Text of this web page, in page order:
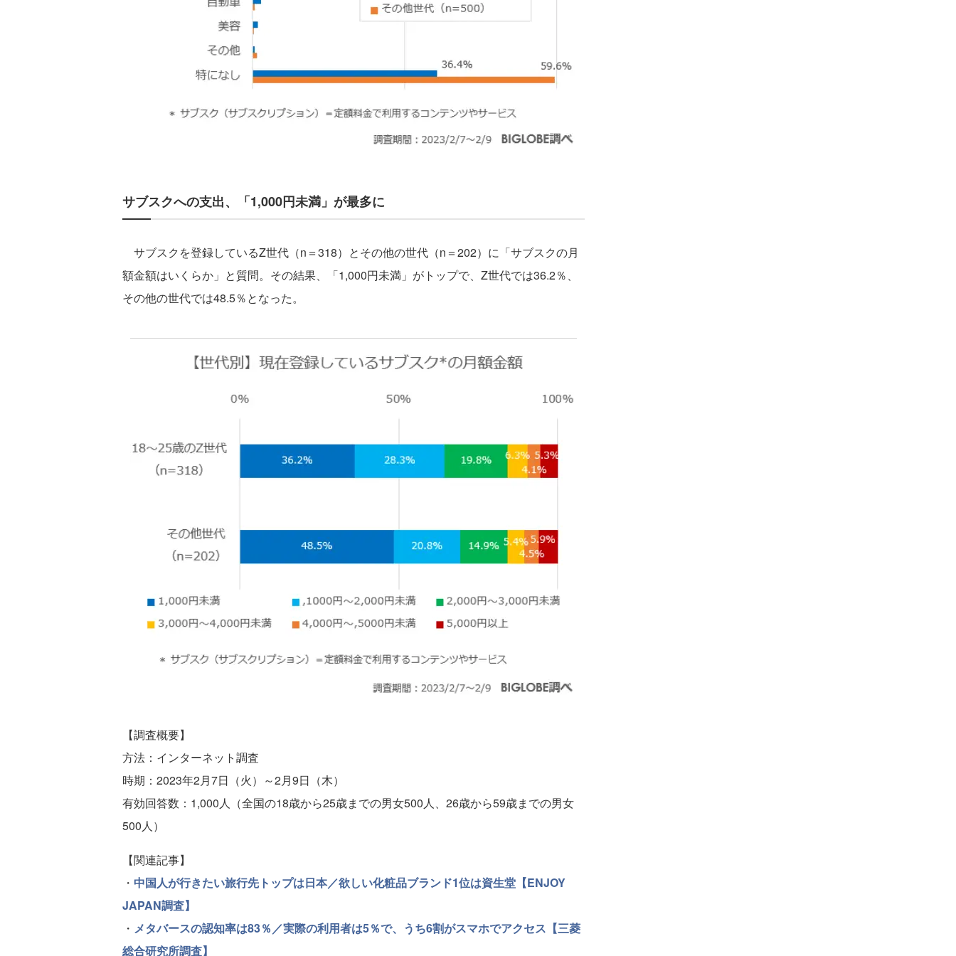
サブスクへの支出、「1,000円未満」が最多に
サブスクを登録しているZ世代（n＝318）とその他の世代（n＝202）に「サブスクの月
額金額はいくらか」と質問。その結果、「1,000円未満」がトップで、Z世代では36.2％、
その他の世代では48.5％となった。
【調査概要】
方法：インターネット調査
時期：2023年2月7日（火）～2月9日（木）
有効回答数：1,000人（全国の18歳から25歳までの男女500人、26歳から59歳までの男女
500人）
【関連記事】
・ 中国人が行きたい旅行先トップは日本／欲しい化粧品ブランド1位は資生堂【ENJOY
JAPAN調査】
・ メタバースの認知率は83％／実際の利用者は5％で、うち6割がスマホでアクセス【三菱
総合研究所調査】